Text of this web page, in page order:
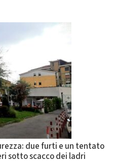
due furti e un tentato
sotto scacco dei ladri